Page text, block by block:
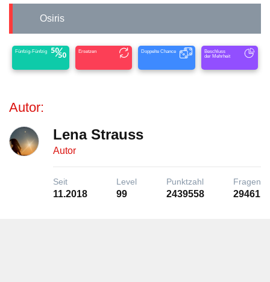
Osiris
Fünfzig-Fünfzig Ersetzen Doppelte Chance
Beschluss
der Mehrheit
Autor:
Lena Strauss
Autor
Seit
11.2018
Level
99
Punktzahl
2439558
Fragen
29461